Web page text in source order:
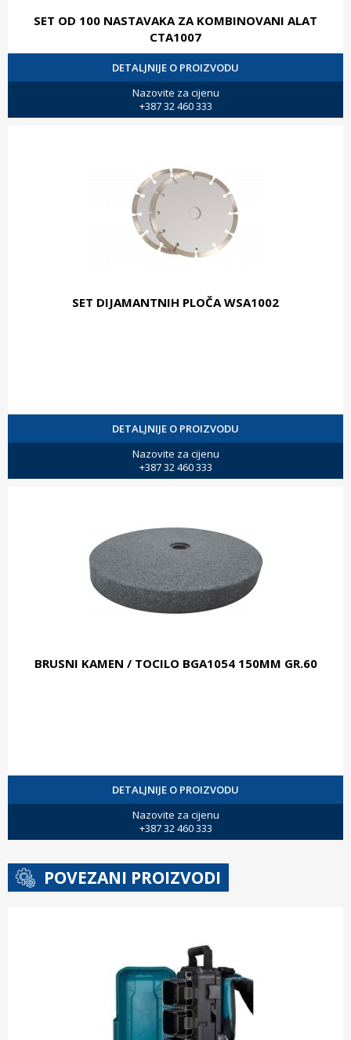
SET OD 100 NASTAVAKA ZA KOMBINOVANI ALAT
CTA1007
DETALJNIJE O PROIZVODU
Nazovite za cijenu
+387 32 460 333
SET DIJAMANTNIH PLOČA WSA1002
DETALJNIJE O PROIZVODU
Nazovite za cijenu
+387 32 460 333
BRUSNI KAMEN / TOCILO BGA1054 150MM GR.60
DETALJNIJE O PROIZVODU
Nazovite za cijenu
+387 32 460 333
POVEZANI PROIZVODI